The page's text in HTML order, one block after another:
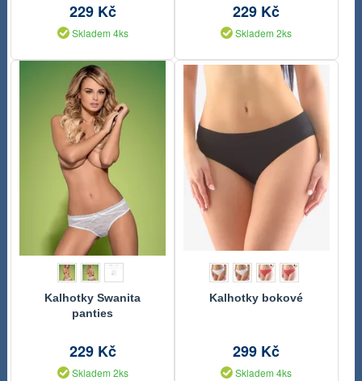
229 Kč
Skladem 4ks
229 Kč
Skladem 2ks
Kalhotky Swanita
panties
229 Kč
Skladem 2ks
Kalhotky bokové
299 Kč
Skladem 4ks